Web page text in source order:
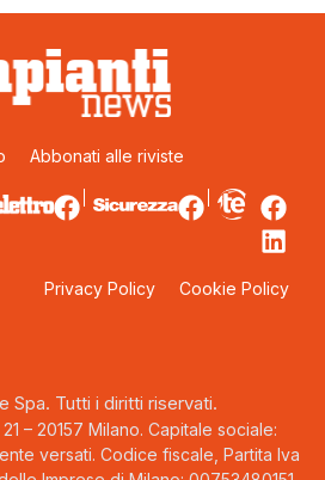
Abbonati alle riviste
Privacy Policy Cookie Policy
Spa. Tutti i diritti riservati.
– 20157 Milano. Capitale sociale:
versati. Codice fiscale, Partita Iva